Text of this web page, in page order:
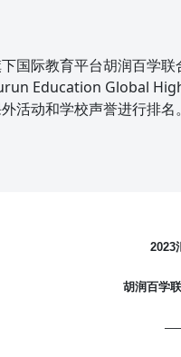
国际教育平台胡润百学联
Education Global
活动和学校声誉进行排名
2023
胡润百学
——